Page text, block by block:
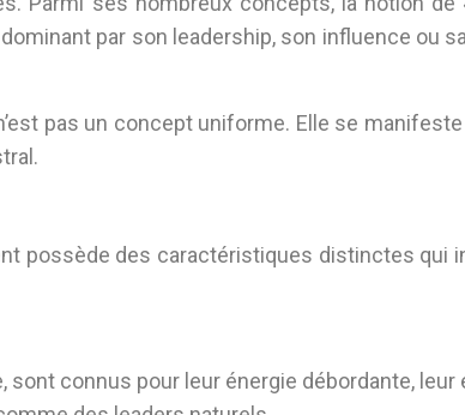
par son leadership, son influence ou
pas un concept uniforme. Elle se
possède des caractéristiques distinctes
sont connus pour leur énergie débordante,